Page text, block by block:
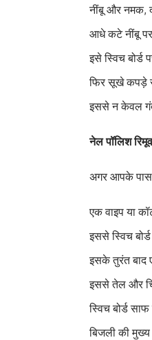
नींबू और नमक,
आधे कटे नींबू
इसे स्विच बोर्ड
फिर सूखे कपड़े
इससे न केवल
नेल पॉलिश
अगर आपके पास
एक वाइप या
इससे स्विच
इसके तुरंत
इससे तेल और
स्विच बोर्ड
बिजली की